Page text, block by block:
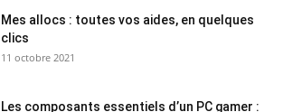
Mes allocs : toutes vos aides, en quelques
clics
11 octobre 2021
Les composants essentiels d’un PC gamer :